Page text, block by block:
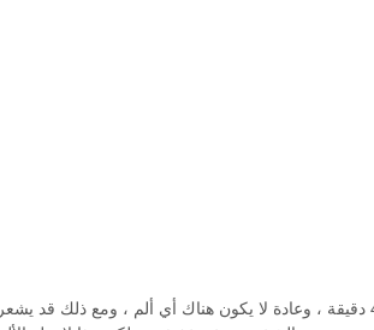
تستمر جلسة التحليل الكهربائي في المتوسط ​​40 دقيقة ، وعادة لا يكون هناك أي ألم ، ومع ذلك قد يشعر